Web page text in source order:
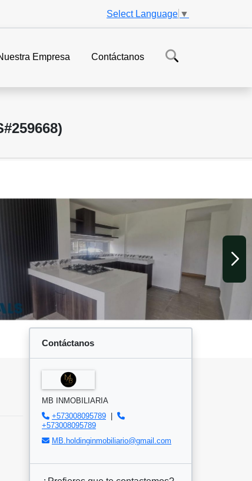
Select Language ▼
Empresa Contáctanos
Contáctanos
MB INMOBILIARIA
+573008095789
+573008095789
MB.holdinginmobiliario@gmail.com